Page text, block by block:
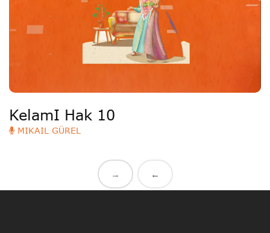
KelamI Hak 10
MIKAIL GÜREL
→ ←